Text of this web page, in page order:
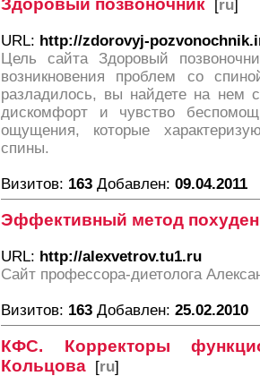
Здоровый позвоночник ru
URL: http://zdorovyj-
Цель сайта Здоровый
возникновения проблем со
разладилось, вы найдете на нем
дискомфорт и чувство
ощущения, которые
спины.
Визитов: 163 Добавлен: 09.04.2011
Эффективный метод
URL: http://alexvetrov.tu1.ru
Сайт профессора-диетолога
Визитов: 163 Добавлен: 25.02.2010
КФС. Корректоры
Кольцова [ru]